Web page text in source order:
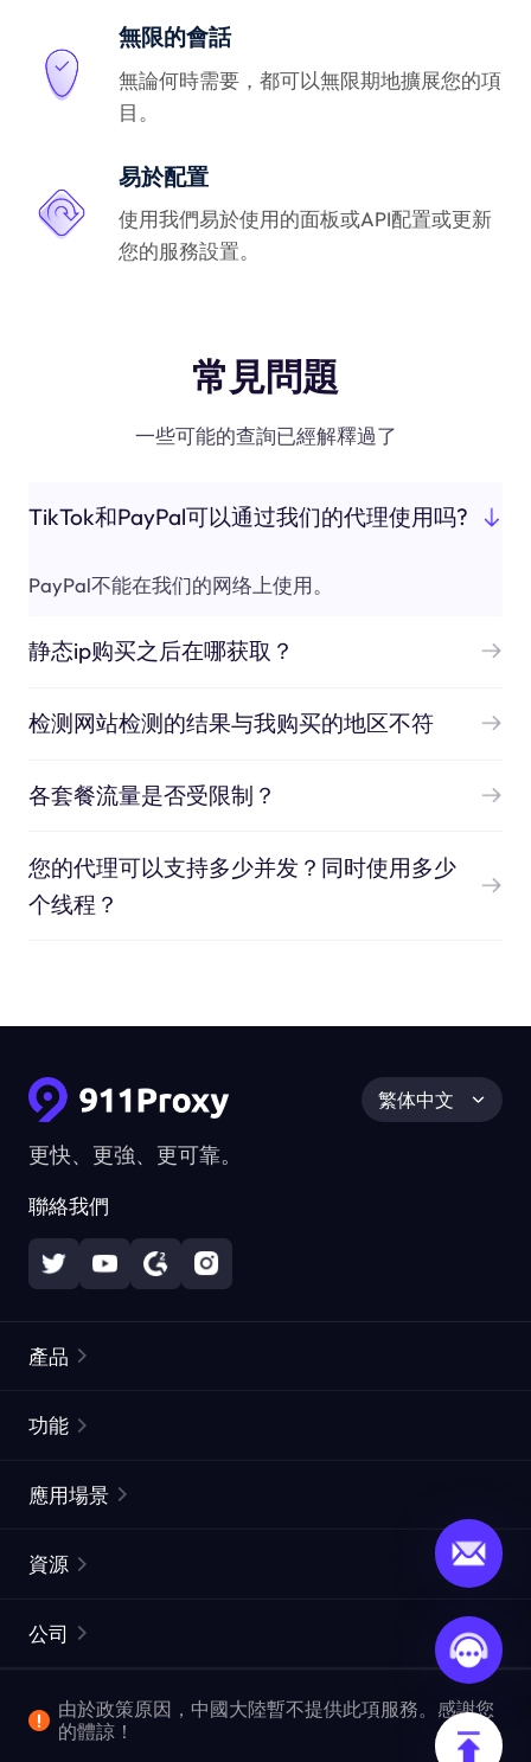
無限的會話
無論何時需要，都可以無限期地擴展您的項
目。
易於配置
使用我們易於使用的面板或API配置或更新
您的服務設置。
常見問題
一些可能的查詢已經解釋過了
TikTok和PayPal可以通过我们的代理使用吗?
PayPal不能在我们的网络上使用。
静态ip购买之后在哪获取？
检测网站检测的结果与我购买的地区不符
各套餐流量是否受限制？
您的代理可以支持多少并发？同时使用多少
个线程？
更快、更強、更可靠。
聯絡我們
繁体中文
產品
靜態住宅代理
網頁擷取 API
視頻下載 API
功能
ISP代理
ProxySite
應用場景
市場研究
爬行和索引
資源
常見問題解答
位置
公司
企業服務
由於政策原因，中國大陸暫不提供此項服務。感謝您
的體諒！